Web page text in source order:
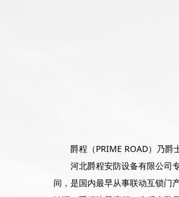
爵程（PRIME ROAD）乃爵士
河北爵程安防设备有限公司专
间，是国内最早从事联动互锁门